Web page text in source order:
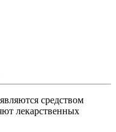
средством
лекарственных